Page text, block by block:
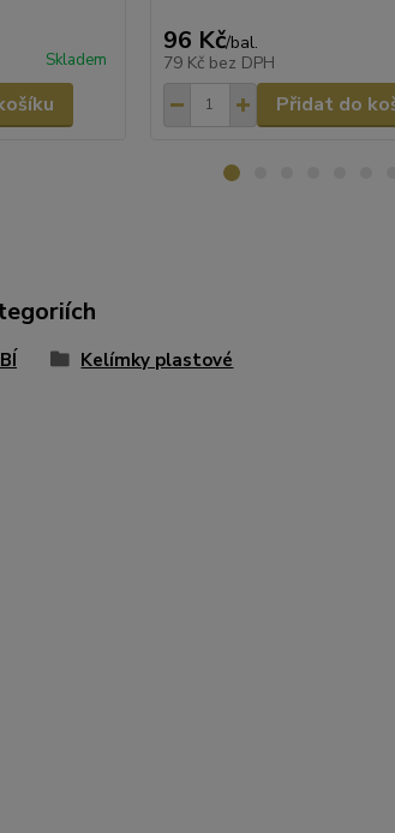
Skladem
96 Kč/bal.
79 Kč bez DPH
Přidat do
Kelímky plastové